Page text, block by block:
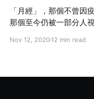
「月經」，那個不曾因
那個至今仍被一部分人
今年彩通新定義色彩的
Nov 12, 202012 min read